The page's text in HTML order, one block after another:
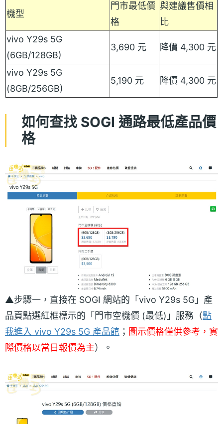
機型
門市最低價
格
與建議售價相
比
vivo Y29s 5G
(6GB/128GB)
3,690 元 降價 4,300 元
vivo Y29s 5G
(8GB/256GB)
5,190 元 降價 4,300 元
如何查找 SOGI 通路最低產品價
格
▲步驟一，直接在 SOGI 網站的「vivo Y29s 5G」產
品頁點選紅框標示的「門市空機價 (最低)」服務（點
我進入 vivo Y29s 5G 產品館 ； 圖示價格僅供參考，實
際價格以當日報價為主）。